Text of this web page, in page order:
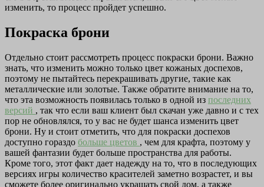
изменить, то процесс пройдет успешно.
Покраска брони
Отдельно стоит рассмотреть процесс покраски брони. Важно
знать, что изменить можно только цвет кожаных доспехов,
поэтому не пытайтесь перекрашивать другие, такие как
металлические или золотые. Также обратите внимание на то,
что эта возможность появилась только в одной из последних
версий , так что если ваш клиент был скачан уже давно и с тех
пор не обновлялся, то у вас не будет шанса изменить цвет
брони. Ну и стоит отметить, что для покраски доспехов
доступно гораздо больше цветов , чем для крафта, поэтому у
вашей фантазии будет больше пространства для работы.
Кроме того, этот факт дает надежду на то, что в последующих
версиях игры количество красителей заметно возрастет, и вы
сможете более оригинально украшать свой дом, а также